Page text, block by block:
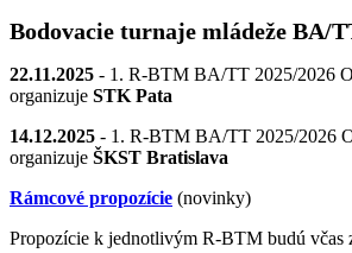
Bodovacie turnaje mládeže BA/
22.11.2025 - 1. R-BTM BA/TT 2025/2026
organizuje STK Pata
14.12.2025 - 1. R-BTM BA/TT 2025/2026
organizuje ŠKST Bratislava
Rámcové propozície (novinky)
Propozície k jednotlivým R-BTM budú včas